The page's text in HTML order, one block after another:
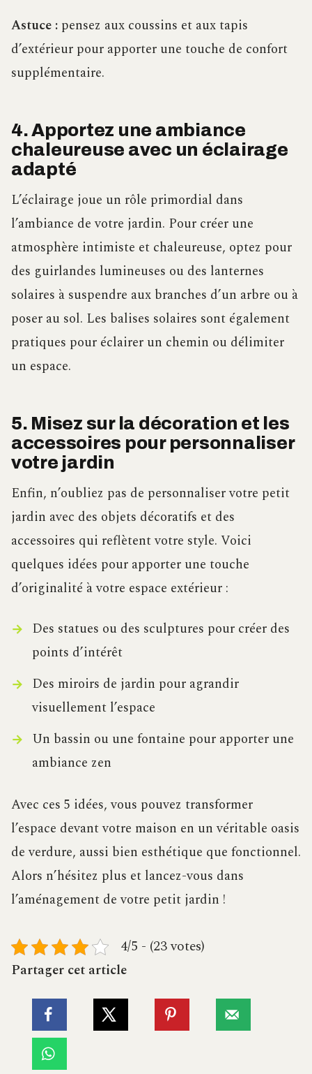
Astuce : pensez aux coussins et aux tapis
d’extérieur pour apporter une touche de confort
supplémentaire.
4. Apportez une ambiance
chaleureuse avec un éclairage
adapté
L’éclairage joue un rôle primordial dans
l’ambiance de votre jardin. Pour créer une
atmosphère intimiste et chaleureuse, optez pour
des guirlandes lumineuses ou des lanternes
solaires à suspendre aux branches d’un arbre ou à
poser au sol. Les balises solaires sont également
pratiques pour éclairer un chemin ou délimiter
un espace.
5. Misez sur la décoration et les
accessoires pour personnaliser
votre jardin
Enfin, n’oubliez pas de personnaliser votre petit
jardin avec des objets décoratifs et des
accessoires qui reflètent votre style. Voici
quelques idées pour apporter une touche
d’originalité à votre espace extérieur :
Des statues ou des sculptures pour créer des
points d’intérêt
Des miroirs de jardin pour agrandir
visuellement l’espace
Un bassin ou une fontaine pour apporter une
ambiance zen
Avec ces 5 idées, vous pouvez transformer
l’espace devant votre maison en un véritable oasis
de verdure, aussi bien esthétique que fonctionnel.
Alors n’hésitez plus et lancez-vous dans
l’aménagement de votre petit jardin !
4/5 - (23 votes)
Partager cet article